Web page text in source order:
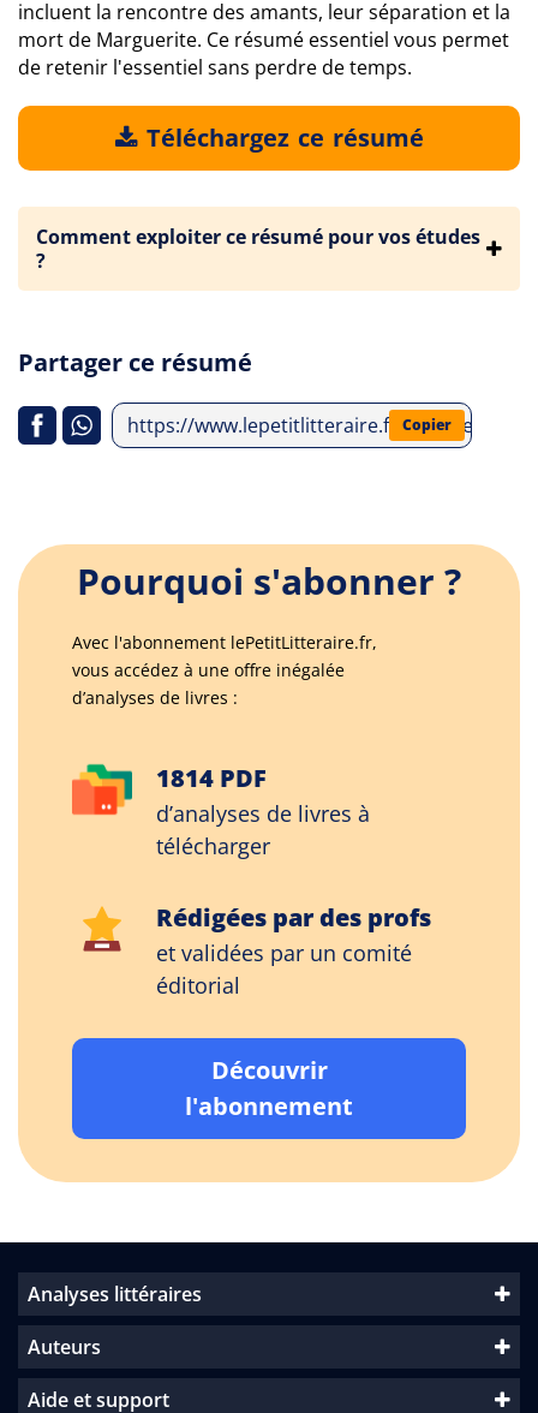
incluent la rencontre des amants, leur séparation et la
mort de Marguerite. Ce résumé essentiel vous permet
de retenir l'essentiel sans perdre de temps.
Téléchargez ce résumé
Comment exploiter ce résumé pour vos études
?
Partager ce résumé
https://www.lepetitlitteraire.fr/analyses-
Copier
Pourquoi s'abonner ?
Avec l'abonnement lePetitLitteraire.fr,
vous accédez à une offre inégalée
d’analyses de livres :
1814 PDF
d’analyses de livres à
télécharger
Rédigées par des profs
et validées par un comité
éditorial
Découvrir
l'abonnement
Analyses littéraires
Auteurs
Aide et support